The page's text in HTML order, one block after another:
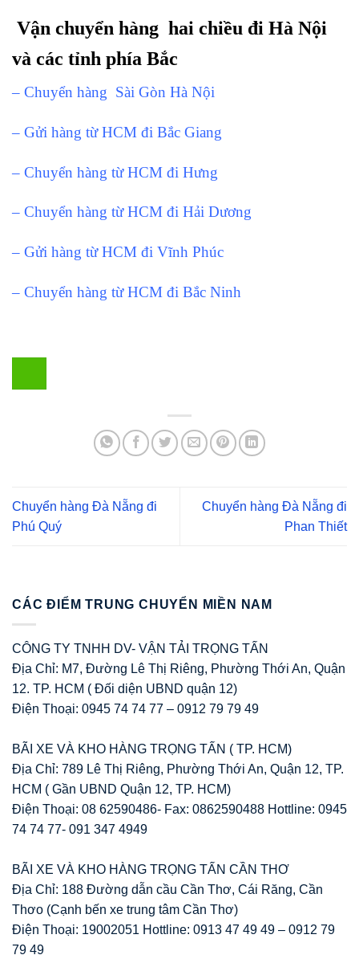
Vận chuyển hàng hai chiều đi Hà Nội
và các tỉnh phía Bắc
– Chuyển hàng Sài Gòn Hà Nội
– Gửi hàng từ HCM đi Bắc Giang
– Chuyển hàng từ HCM đi Hưng
– Chuyển hàng từ HCM đi Hải Dương
– Gửi hàng từ HCM đi Vĩnh Phúc
– Chuyển hàng từ HCM đi Bắc Ninh
Chuyển hàng Đà Nẵng đi
Phú Quý
Chuyển hàng Đà Nẵng đi
Phan Thiết
CÁC ĐIỂM TRUNG CHUYỂN MIỀN NAM
CÔNG TY TNHH DV- VẬN TẢI TRỌNG TẤN
Địa Chỉ: M7, Đường Lê Thị Riêng, Phường Thới An, Quận
12. TP. HCM ( Đối diện UBND quận 12)
Điện Thoại: 0945 74 74 77 – 0912 79 79 49
BÃI XE VÀ KHO HÀNG TRỌNG TẤN ( TP. HCM)
Địa Chỉ: 789 Lê Thị Riêng, Phường Thới An, Quận 12, TP.
HCM ( Gần UBND Quận 12, TP. HCM)
Điện Thoại: 08 62590486- Fax: 0862590488 Hottline: 0945
74 74 77- 091 347 4949
BÃI XE VÀ KHO HÀNG TRỌNG TẤN CẦN THƠ
Địa Chỉ: 188 Đường dẫn cầu Cần Thơ, Cái Răng, Cần
Thơo (Cạnh bến xe trung tâm Cần Thơ)
Điện Thoại: 19002051 Hottline: 0913 47 49 49 – 0912 79
79 49